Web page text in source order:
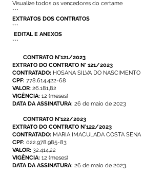
Visualize todos os vencedores do certame
***
EXTRATOS DOS CONTRATOS
***
EDITAL E ANEXOS
***
CONTRATO N°121/2023
EXTRATO DO CONTRATO N° 121/2023
CONTRATADO: HOSANA SILVA DO NASCIMENTO
CPF: 778.614.422-68
VALOR: 26.181,82
VIGÊNCIA: 12 (meses)
DATA DA ASSINATURA: 26 de maio de 2023
CONTRATO N°122/2023
EXTRATO DO CONTRATO N°122/2023
CONTRATADO: MARIA IMACULADA COSTA SENA
CPF: 022.978.985-83
VALOR: 32.414,22
VIGÊNCIA: 12 (meses)
DATA DA ASSINATURA: 26 de maio de 2023.